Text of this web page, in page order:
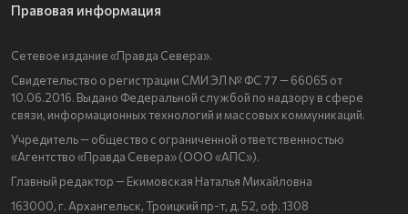
Правовая информация
Сетевое издание «Правда Севера».
Свидетельство о регистрации СМИ ЭЛ № ФС 77 — 66065 от
10.06.2016. Выдано Федеральной службой по надзору в сфере
связи, информационных технологий и массовых коммуникаций.
Учредитель — общество с ограниченной ответственностью
«Агентство «Правда Севера» (ООО «АПС»).
Главный редактор — Екимовская Наталья Михайловна
163000, г. Архангельск, Троицкий пр-т, д. 52, оф. 1308